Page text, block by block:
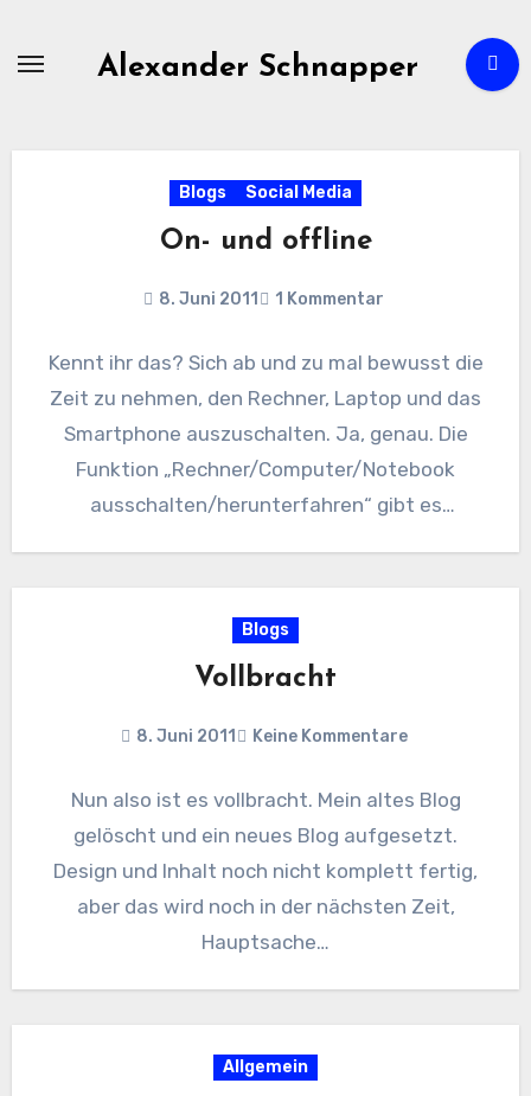
Alexander Schnapper
Blogs Social Media
On- und offline
8. Juni 2011 1 Kommentar
Kennt ihr das? Sich ab und zu mal bewusst die
Zeit zu nehmen, den Rechner, Laptop und das
Smartphone auszuschalten. Ja, genau. Die
Funktion „Rechner/Computer/Notebook
ausschalten/herunterfahren“ gibt es
Blogs
Vollbracht
8. Juni 2011 Keine Kommentare
Nun also ist es vollbracht. Mein altes Blog
gelöscht und ein neues Blog aufgesetzt.
Design und Inhalt noch nicht komplett fertig,
aber das wird noch in der nächsten Zeit,
Hauptsache…
Allgemein